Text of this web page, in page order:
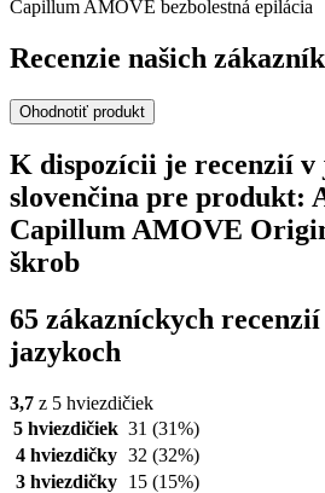
Capillum AMOVE bezbolestná epilácia
Recenzie našich
Ohodnotiť produkt
K dispozícii je recenzií v
slovenčina pre produkt:
Capillum AMOVE
škrob
65 zákazníckych
jazykoch
3,7 z 5 hviezdičiek
5 hviezdičiek 31 (31%)
4 hviezdičky 32 (32%)
3 hviezdičky
15 (15%)